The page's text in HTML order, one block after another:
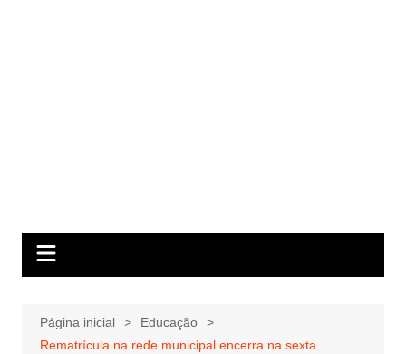
Página inicial
Educação
Rematrícula na rede municipal encerra na sexta